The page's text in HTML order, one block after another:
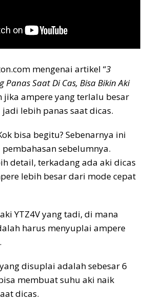
mengenai artikel “3
Panas Saat Di Cas, Bisa Bikin Aki
jika ampere yang terlalu besar
lebih panas saat dicas.
bisa begitu? Sebenarnya ini
sebelumnya.
detail, terkadang ada aki dicas
lebih besar dari mode cepat
YTZ4V yang tadi, di mana
harus menyuplai ampere
disuplai adalah sebesar 6
membuat suhu aki naik
dicas.